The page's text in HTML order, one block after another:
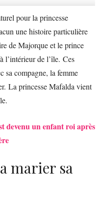
pour la princesse
une histoire particulière
de Majorque et le prince
l’intérieur de l’île. Ces
sa compagne, la femme
La princesse Mafalda vient
devenu un enfant roi après
marier sa